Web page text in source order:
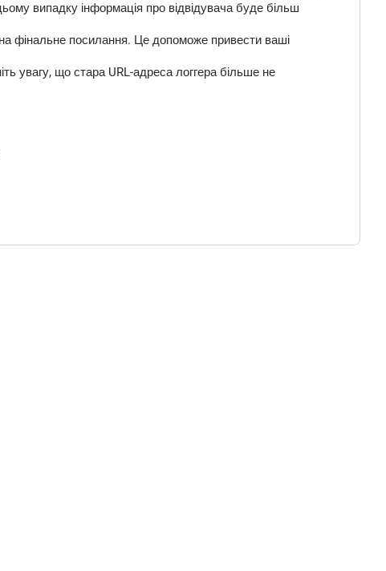
випадку інформація про відвідувача буде більш
фінальне посилання. Це допоможе привести ваші
увагу, що стара URL-адреса логгера більше не